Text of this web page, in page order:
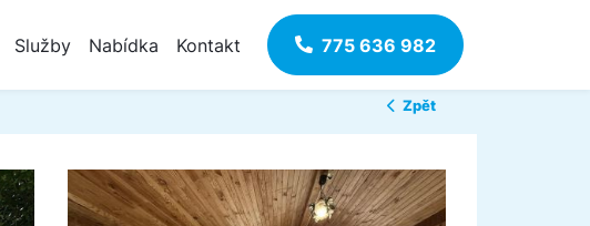
Služby Nabídka Kontakt 775 636 982
Zpět